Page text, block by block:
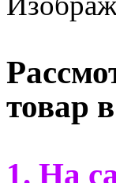
товар
1. На